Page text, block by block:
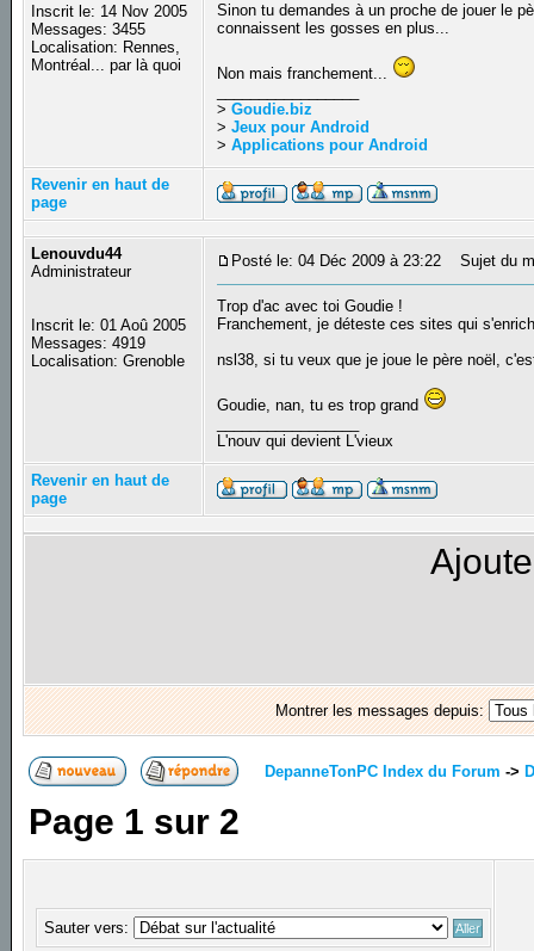
Inscrit le: 14 Nov 2005
Messages: 3455
Localisation: Rennes,
Montréal... par là quoi
Sinon tu demandes à un proche de jouer le
connaissent les gosses en plus...
Non mais franchement...
>Goudie.biz
>Jeux pour Android
>Applications pour Android
Revenir en haut de
page
Lenouvdu44
Administrateur
Inscrit le: 01 Aoû 2005
Messages: 4919
Localisation: Grenoble
Posté le: 04 Déc 2009 à 23:22 Sujet du
Trop d'ac avec toi Goudie !
Franchement, je déteste ces sites qui
nsl38, si tu veux que je joue le père noël,
Goudie, nan, tu es trop grand
L'nouv qui devient L'vieux
Revenir en haut de
page
Montrer les messages depuis:
DepanneTonPC Index du Forum ->
Page 1 sur 2
Sauter vers: